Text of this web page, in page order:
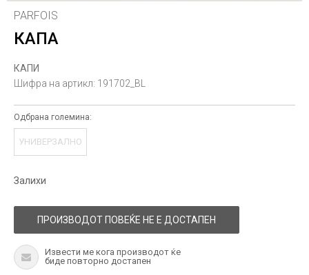
PARFOIS
КАПА
КАПИ
Шифра на артикл: 191702_BL
Одбрана големина:
УНИВЕРЗАЛНО
Залихи
ПРОИЗВОДОТ ПОВЕЌЕ НЕ Е ДОСТАПЕН
Извести ме кога производот ќе
биде повторно достапен